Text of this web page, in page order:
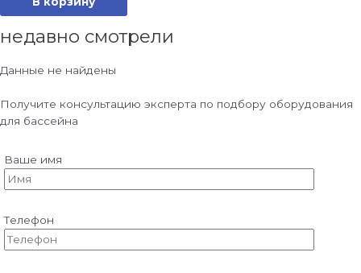
недавно смотрели
Данные не найдены
Получите консультацию эксперта по подбору оборудования
для бассейна
Ваше имя
Телефон